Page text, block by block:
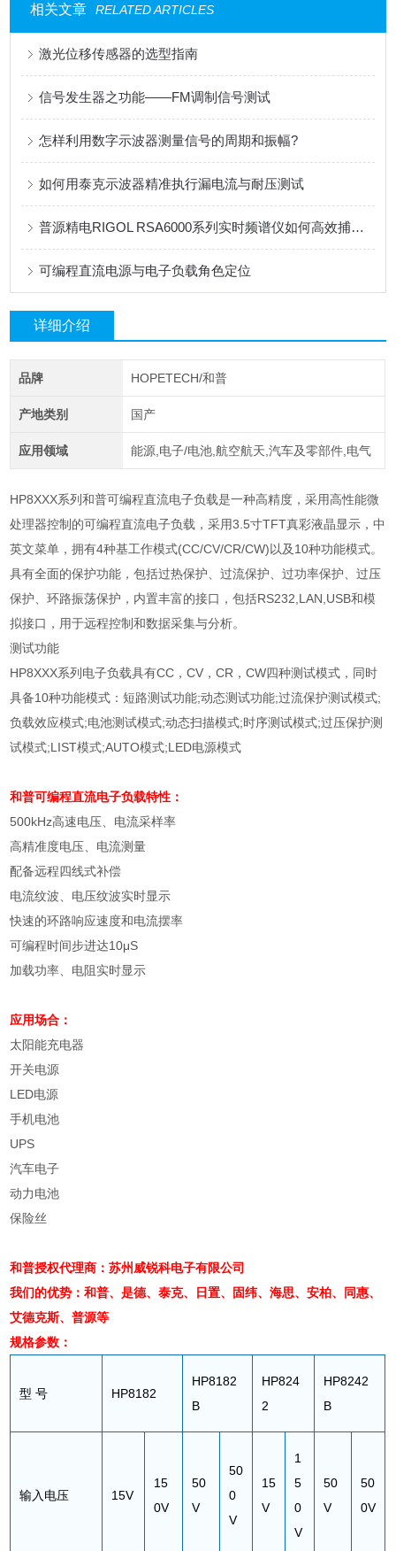
相关文章 RELATED ARTICLES
激光位移传感器的选型指南
信号发生器之功能——FM调制信号测试
怎样利用数字示波器测量信号的周期和振幅?
如何用泰克示波器精准执行漏电流与耐压测试
普源精电RIGOL RSA6000系列实时频谱仪如何高效捕获瞬态信号
可编程直流电源与电子负载角色定位
详细介绍
品牌 HOPETECH/和普
产地类别 国产
应用领域 能源,电子/电池,航空航天,汽车及零部件,电气
HP8XXX系列和普可编程直流电子负载是一种高精度，采用高性能微
处理器控制的可编程直流电子负载，采用3.5寸TFT真彩液晶显示，中
英文菜单，拥有4种基工作模式(CC/CV/CR/CW)以及10种功能模式。
具有全面的保护功能，包括过热保护、过流保护、过功率保护、过压
保护、环路振荡保护，内置丰富的接口，包括RS232,LAN,USB和模
拟接口，用于远程控制和数据采集与分析。
测试功能
HP8XXX系列电子负载具有CC ，CV ，CR ，CW四种测试模式，同时
具备10种功能模式：短路测试功能;动态测试功能;过流保护测试模式;
负载效应模式;电池测试模式;动态扫描模式;时序测试模式;过压保护测
试模式;LIST模式;AUTO模式;LED电源模式
和普可编程直流电子负载特性：
500kHz高速电压、电流采样率
高精准度电压、电流测量
配备远程四线式补偿
电流纹波、电压纹波实时显示
快速的环路响应速度和电流摆率
可编程时间步进达10μS
加载功率、电阻实时显示
应用场合：
太阳能充电器
开关电源
LED电源
手机电池
UPS
汽车电子
动力电池
保险丝
和普授权代理商：苏州威锐科电子有限公司
我们的优势：和普、是德、泰克、日置、固纬、海思、安柏、
同惠、
艾德克斯、普源等
规格参数：
型 号 HP8182
HP8182
B
HP824
2
HP8242
B
输入电压 15V
15
0V
50
V
50
0
V
15
V
1
5
0
V
50
V
50
0V